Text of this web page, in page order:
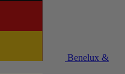
Benelux &